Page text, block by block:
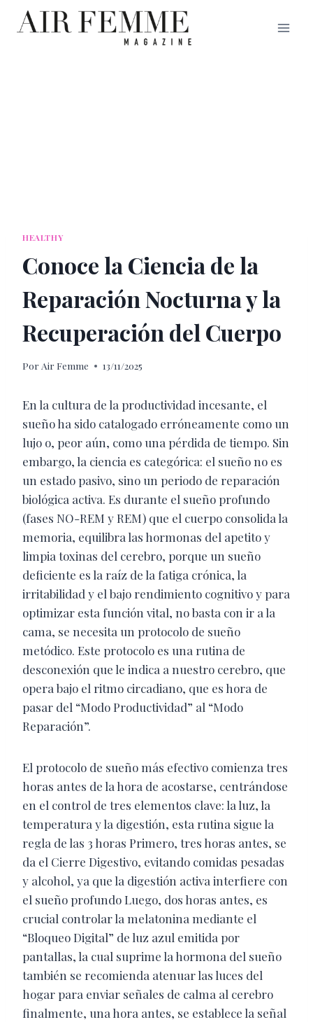
Saltar
HEALTHY
Conoce la Ciencia de la
Reparación Nocturna y la
Recuperación del Cuerpo
Por Air Femme 13/11/2025
En la cultura de la productividad incesante, el
sueño ha sido catalogado erróneamente como un
lujo o, peor aún, como una pérdida de tiempo. Sin
embargo, la ciencia es categórica: el sueño no es
un estado pasivo, sino un periodo de reparación
biológica activa. Es durante el sueño profundo
(fases NO-REM y REM) que el cuerpo consolida la
memoria, equilibra las hormonas del apetito y
limpia toxinas del cerebro, porque un sueño
deficiente es la raíz de la fatiga crónica, la
irritabilidad y el bajo rendimiento cognitivo y para
optimizar esta función vital, no basta con ir a la
cama, se necesita un protocolo de sueño
metódico. Este protocolo es una rutina de
desconexión que le indica a nuestro cerebro, que
opera bajo el ritmo circadiano, que es hora de
pasar del “Modo Productividad” al “Modo
Reparación”.
El protocolo de sueño más efectivo comienza tres
horas antes de la hora de acostarse, centrándose
en el control de tres elementos clave: la luz, la
temperatura y la digestión, esta rutina sigue la
regla de las 3 horas Primero, tres horas antes, se
da el Cierre Digestivo, evitando comidas pesadas
y alcohol, ya que la digestión activa interfiere con
el sueño profundo Luego, dos horas antes, es
crucial controlar la melatonina mediante el
“Bloqueo Digital” de luz azul emitida por
pantallas, la cual suprime la hormona del sueño
también se recomienda atenuar las luces del
hogar para enviar señales de calma al cerebro
finalmente, una hora antes, se establece la señal